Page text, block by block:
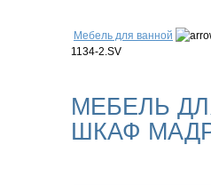
Мебель для ванной
1134-2.SV
МЕБЕЛЬ
ШКАФ